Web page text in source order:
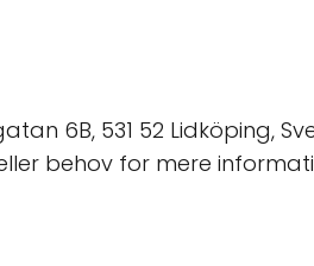
6B, 531 52 Lidköping,
behov for mere